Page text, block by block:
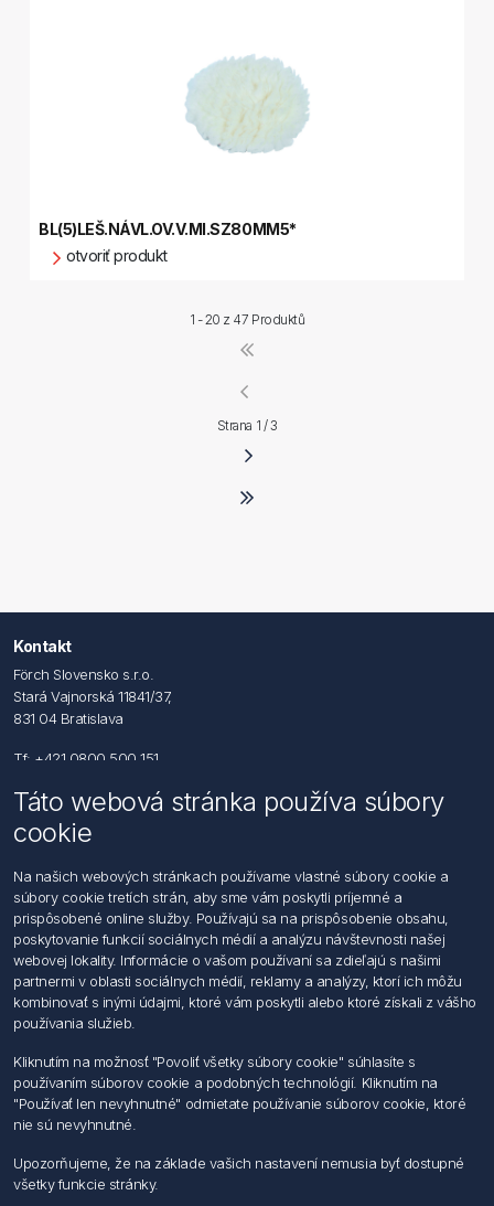
BL(5)LEŠ.NÁVL.OV.V.MI.SZ80MM5*
otvoriť produkt
1 - 20 z 47 Produktů
Strana 1 / 3
Kontakt
Förch Slovensko s.r.o.
Stará Vajnorská 11841/37,
831 04 Bratislava
Tf: +421 0800 500 151
Email: office@foerch.sk
Kontaktujte nás
Informácie
Imprint
Vyhlásenie k ochrane údajov
Všeobecné dodacie a obchodné podmienky
Obchodný zástupca
Môj účet
Môj účet
Objednávky
Adresy
Táto webová stránka používa súbory
cookie
Na našich webových stránkach používame vlastné súbory cookie a
súbory cookie tretích strán, aby sme vám poskytli príjemné a
prispôsobené online služby. Používajú sa na prispôsobenie obsahu,
poskytovanie funkcií sociálnych médií a analýzu návštevnosti našej
webovej lokality. Informácie o vašom používaní sa zdieľajú s našimi
partnermi v oblasti sociálnych médií, reklamy a analýzy, ktorí ich môžu
kombinovať s inými údajmi, ktoré vám poskytli alebo ktoré získali z vášho
používania služieb.
Kliknutím na možnosť "Povoliť všetky súbory cookie" súhlasíte s
používaním súborov cookie a podobných technológií. Kliknutím na
"Používať len nevyhnutné" odmietate používanie súborov cookie, ktoré
nie sú nevyhnutné.
Upozorňujeme, že na základe vašich nastavení nemusia byť dostupné
všetky funkcie stránky.